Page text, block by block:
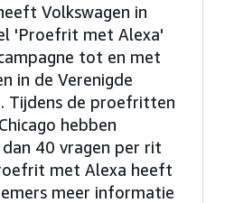
Volkswagen in
'Proefrit met Alexa'
tot en met
in de Verenigde
Tijdens de proefritten
hebben
40 vragen per rit
met Alexa heeft
meer informatie